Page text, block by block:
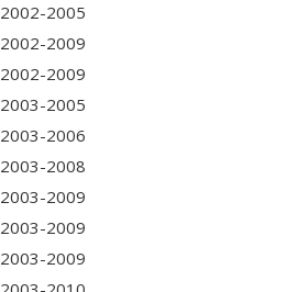
2002-2005
2002-2009
2002-2009
2003-2005
2003-2006
2003-2008
2003-2009
2003-2009
2003-2009